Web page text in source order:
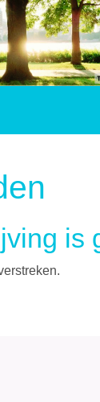
is